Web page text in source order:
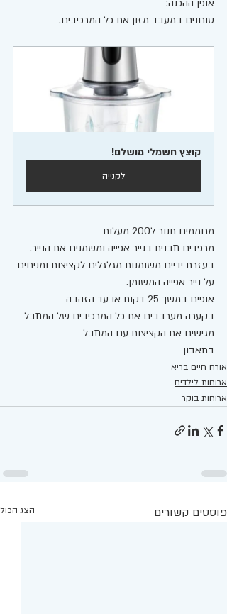
אופן ההכנה:
טוחנים במעבד מזון את כל המרכיבים.
קוצץ חשמלי מושלם!
לקנייה
מחממים תנור ל200 מעלות
מרפדים תבנית בנייר אפייה ומשמנים את הנייר.
בעזרת ידיים משומנות מגלגלים לקציצות ומניחים
על נייר אפייה המשומן.
אופים במשך 25 דקות או עד הזהבה
בקערה מערבבים את כל המרכיבים של המתבל
מגישים את הקציצות עם המתבל
בתאבון
אורח חיים בריא
ארוחות לילדים
ארוחות בוקר
פוסטים קשורים הצג הכול